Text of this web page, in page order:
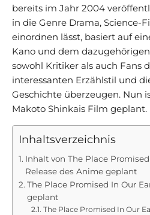
bereits im Jahr 2004
in die Genre Drama, Science-
einordnen lässt, basiert auf
Kano und dem
sowohl Kritiker als auch Fans
interessanten Erzählstil und
Geschichte überzeugen. Nun
Makoto Shinkais Film geplant.
Inhaltsverzeichnis
Inhalt von The Place
Release des Anime geplant
The Place Promised In Our
geplant
The Place Promised In Our